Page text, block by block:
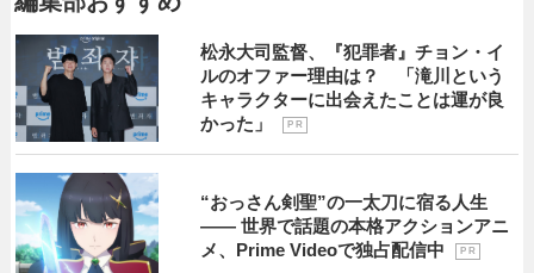
松永大司監督、『犯罪者』チョン・イ
ルのオファー理由は？ 「滝川という
キャラクターに出会えたことは運が良
かった」
P R
“おっさん剣聖”の一太刀に宿る人生
―― 世界で話題の本格アクションアニ
メ、Prime Videoで独占配信中
P R